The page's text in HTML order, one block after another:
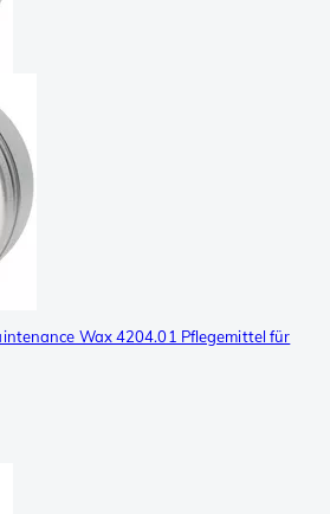
Wax 4204.01 Pflegemittel für